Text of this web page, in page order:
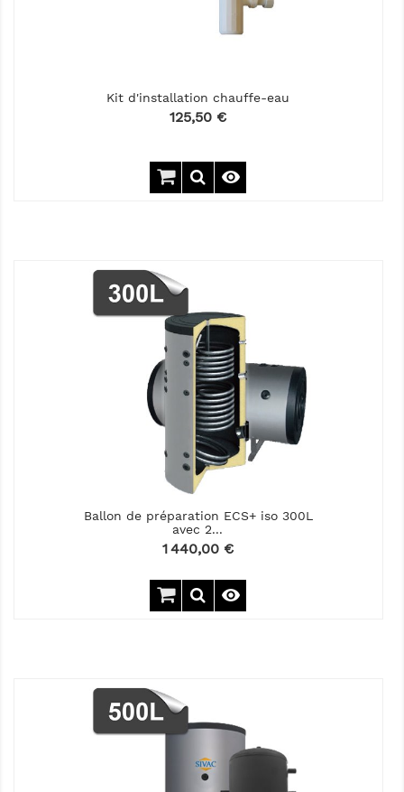
Kit d'installation chauffe-eau
Prix
125,50 €

Ballon de préparation ECS+ iso 300L
avec 2...
Prix
1 440,00 €
